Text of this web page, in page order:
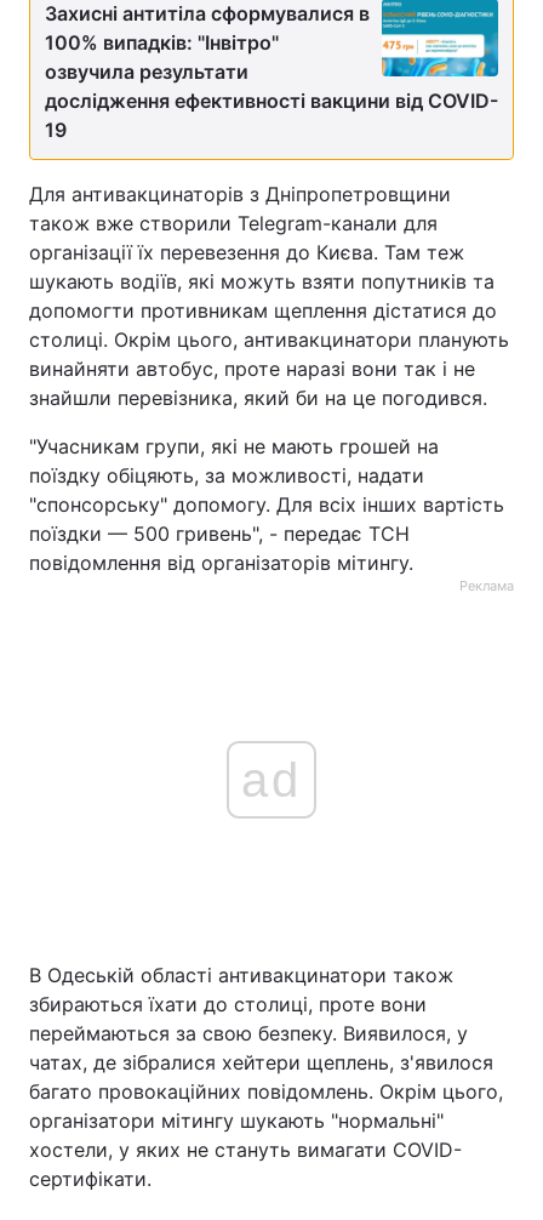
Захисні антитіла сформувалися в
100% випадків: "Інвітро"
озвучила результати
дослідження ефективності вакцини від COVID-
19
Для антивакцинаторів з Дніпропетровщини
також вже створили Telegram-канали для
організації їх перевезення до Києва. Там теж
шукають водіїв, які можуть взяти попутників та
допомогти противникам щеплення дістатися до
столиці. Окрім цього, антивакцинатори планують
винайняти автобус, проте наразі вони так і не
знайшли перевізника, який би на це погодився.
"Учасникам групи, які не мають грошей на
поїздку обіцяють, за можливості, надати
"спонсорську" допомогу. Для всіх інших вартість
поїздки — 500 гривень", - передає ТСН
повідомлення від організаторів мітингу.
Реклама
ad
В Одеській області антивакцинатори також
збираються їхати до столиці, проте вони
переймаються за свою безпеку. Виявилося, у
чатах, де зібралися хейтери щеплень, з'явилося
багато провокаційних повідомлень. Окрім цього,
організатори мітингу шукають "нормальні"
хостели, у яких не стануть вимагати COVID-
сертифікати.